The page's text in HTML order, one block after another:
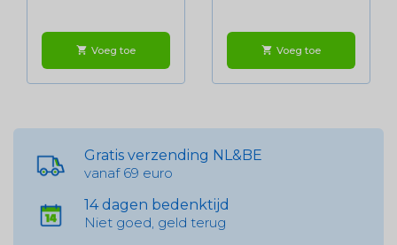
shopping_cart Voeg toe shopping_cart Voeg toe
Gratis verzending NL&BE
vanaf 69 euro
14 dagen bedenktijd
Niet goed, geld terug